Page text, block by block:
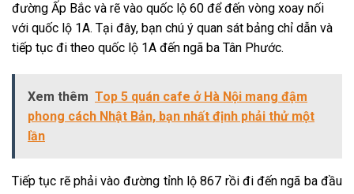
đường Ấp Bắc và rẽ vào quốc lộ 60 để đến vòng xoay nối
với quốc lộ 1A. Tại đây, bạn chú ý quan sát bảng chỉ dẫn và
tiếp tục đi theo quốc lộ 1A đến ngã ba Tân Phước.
Xem thêm Top 5 quán cafe ở Hà Nội mang đậm
phong cách Nhật Bản, bạn nhất định phải thử một
lần
Tiếp tục rẽ phải vào đường tỉnh lộ 867 rồi đi đến ngã ba đầu